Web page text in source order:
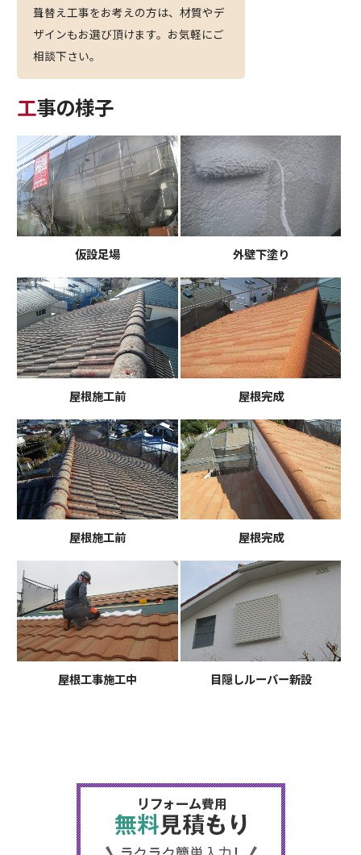
葺替え工事をお考えの方は、材質やデ
ザインもお選び頂けます。お気軽にご
相談下さい。
工事の様子
仮設足場 外壁下塗り
屋根施工前 屋根完成
屋根施工前 屋根完成
屋根工事施工中 目隠しルーバー新設